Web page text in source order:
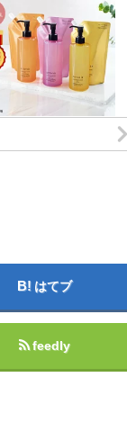
はてブ
feedly